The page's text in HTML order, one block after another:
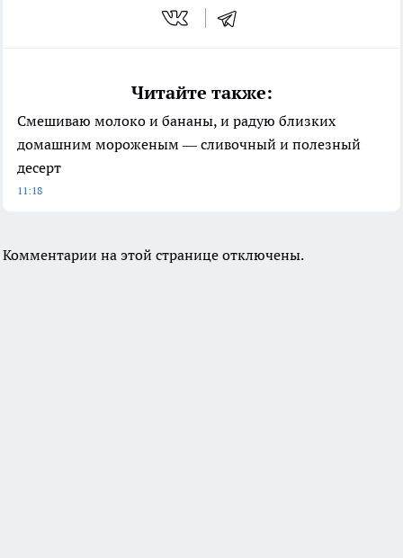
Читайте также:
Смешиваю молоко и бананы, и радую близких
домашним мороженым — сливочный и полезный
десерт
11:18
Комментарии на этой странице отключены.